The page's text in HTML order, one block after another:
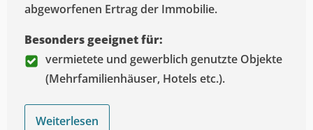
abgeworfenen Ertrag der Immobilie.
Besonders geeignet für:
vermietete und gewerblich genutzte Objekte
(Mehrfamilienhäuser, Hotels etc.).
Weiterlesen